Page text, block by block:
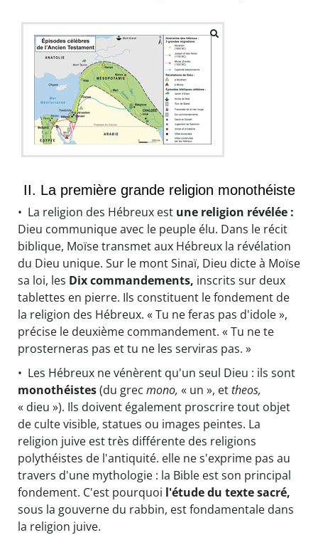
II. La première grande religion monothéiste
• La religion des Hébreux est une religion révélée :
Dieu communique avec le peuple élu. Dans le récit
biblique, Moïse transmet aux Hébreux la révélation
du Dieu unique. Sur le mont Sinaï, Dieu dicte à Moïse
sa loi, les Dix commandements, inscrits sur deux
tablettes en pierre. Ils constituent le fondement de
la religion des Hébreux. « Tu ne feras pas d'idole »,
précise le deuxième commandement. « Tu ne te
prosterneras pas et tu ne les serviras pas. »
• Les Hébreux ne vénèrent qu'un seul Dieu : ils sont
monothéistes(du grec mono, « un », ettheos,
« dieu »). Ils doivent également proscrire tout objet
de culte visible, statues ou images peintes. La
religion juive est très différente des religions
polythéistes de l'antiquité. elle ne s'exprime pas au
travers d'une mythologie : la Bible est son principal
fondement. C'est pourquoi l'étude du texte sacré,
sous la gouverne du rabbin, est fondamentale dans
la religion juive.